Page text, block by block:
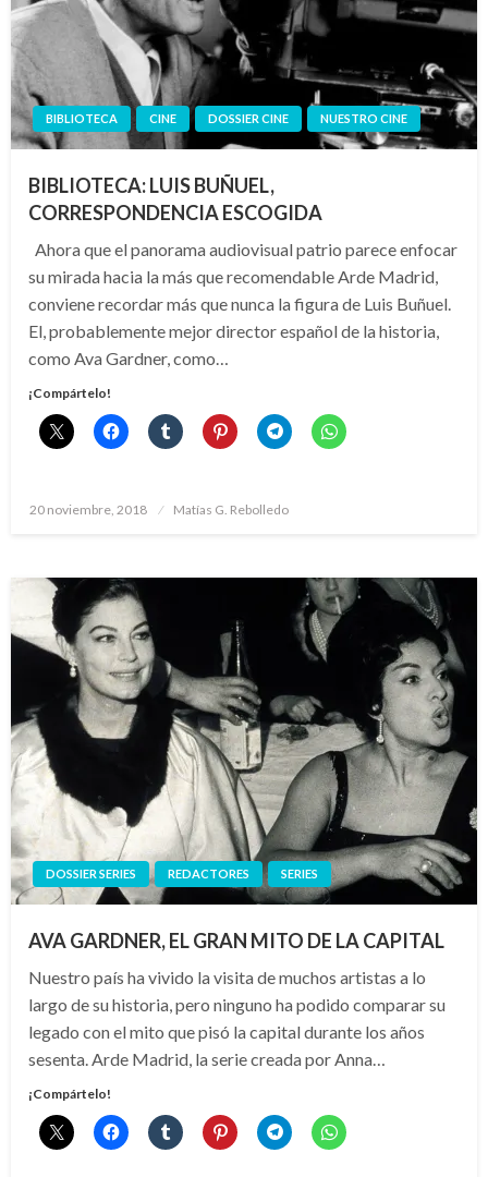
BIBLIOTECA CINE DOSSIER CINE NUESTRO CINE
BIBLIOTECA: LUIS BUÑUEL,
CORRESPONDENCIA ESCOGIDA
Ahora que el panorama audiovisual patrio parece enfocar
su mirada hacia la más que recomendable Arde Madrid,
conviene recordar más que nunca la figura de Luis Buñuel.
El, probablemente mejor director español de la historia,
como Ava Gardner, como…
¡Compártelo!
Publicado
20 noviembre, 2018 Matías G. Rebolledo
DOSSIER SERIES REDACTORES SERIES
AVA GARDNER, EL GRAN MITO DE LA CAPITAL
Nuestro país ha vivido la visita de muchos artistas a lo
largo de su historia, pero ninguno ha podido comparar su
legado con el mito que pisó la capital durante los años
sesenta. Arde Madrid, la serie creada por Anna…
¡Compártelo!